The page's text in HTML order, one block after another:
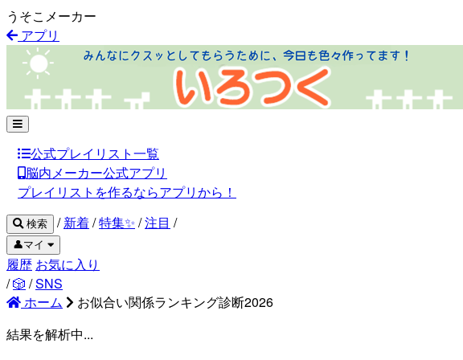
うそこメーカー
アプリ
公式プレイリスト一覧
脳内メーカー公式アプリ
プレイリストを作るならアプリから！
検索 / 新着/特集✨ /注目 /
👤マイ
履歴 お気に入り
/🎲 /SNS
ホーム
お似合い関係ランキング診断2026
結果を解析中...